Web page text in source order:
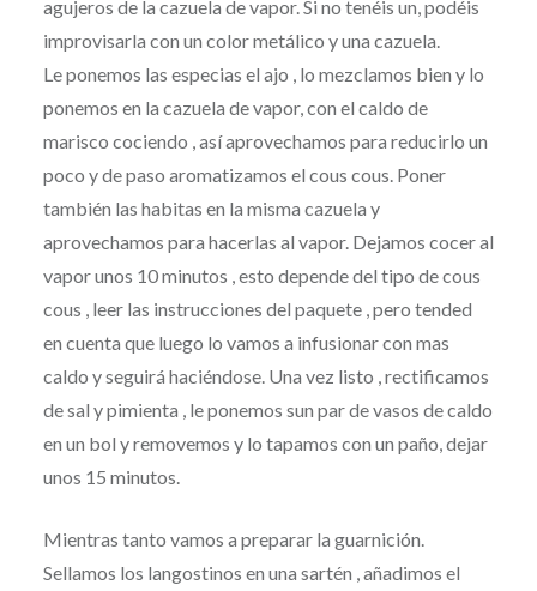
agujeros de la cazuela de vapor. Si no tenéis un, podéis
improvisarla con un color metálico y una cazuela.
Le ponemos las especias el ajo , lo mezclamos bien y lo
ponemos en la cazuela de vapor, con el caldo de
marisco cociendo , así aprovechamos para reducirlo un
poco y de paso aromatizamos el cous cous. Poner
también las habitas en la misma cazuela y
aprovechamos para hacerlas al vapor. Dejamos cocer al
vapor unos 10 minutos , esto depende del tipo de cous
cous , leer las instrucciones del paquete , pero tended
en cuenta que luego lo vamos a infusionar con mas
caldo y seguirá haciéndose. Una vez listo , rectificamos
de sal y pimienta , le ponemos sun par de vasos de caldo
en un bol y removemos y lo tapamos con un paño, dejar
unos 15 minutos.
Mientras tanto vamos a preparar la guarnición.
Sellamos los langostinos en una sartén , añadimos el